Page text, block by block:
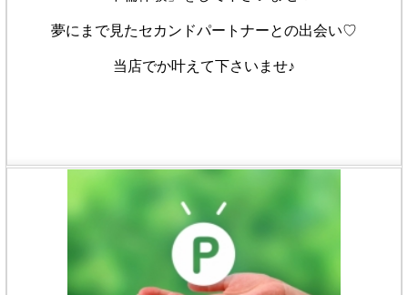
夢にまで見たセカンドパートナーとの出会い♡
当店でか叶えて下さいませ♪